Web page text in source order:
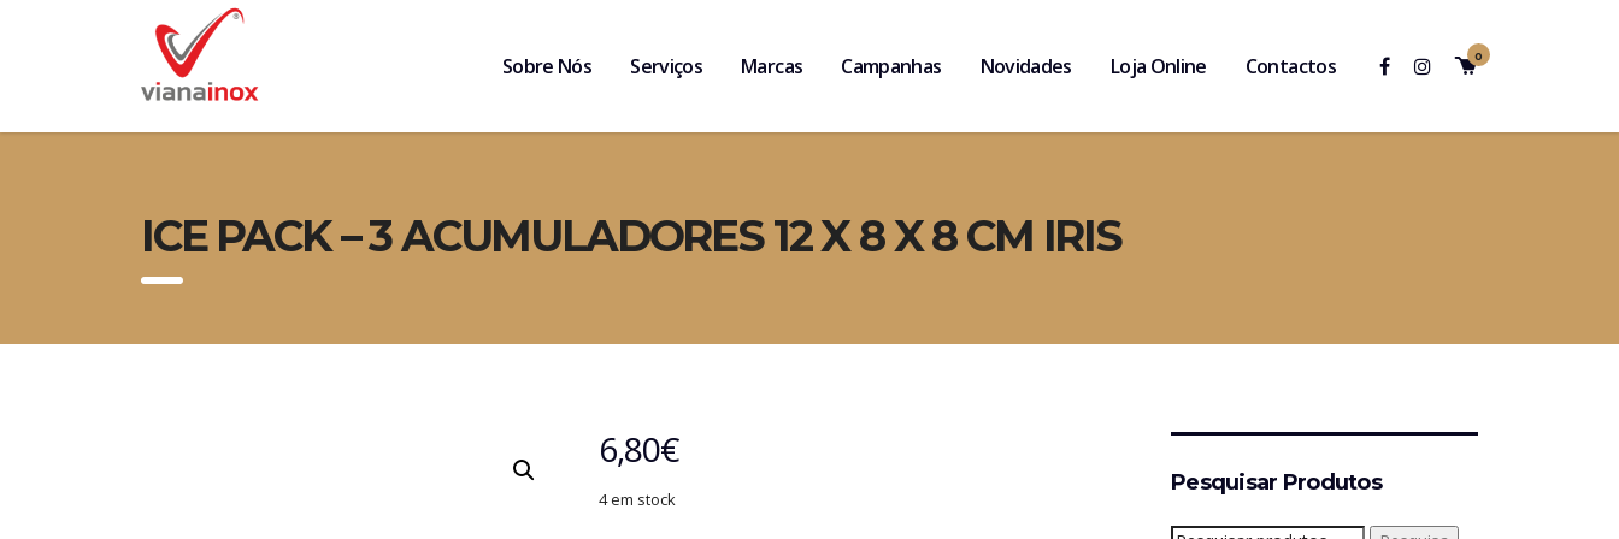
0
Sobre Nós Serviços Marcas Campanhas Novidades Loja Online Contactos
ICE PACK – 3 ACUMULADORES 12 X 8 X 8 CM IRIS
6,80€
4 em stock
Pesquisar Produtos